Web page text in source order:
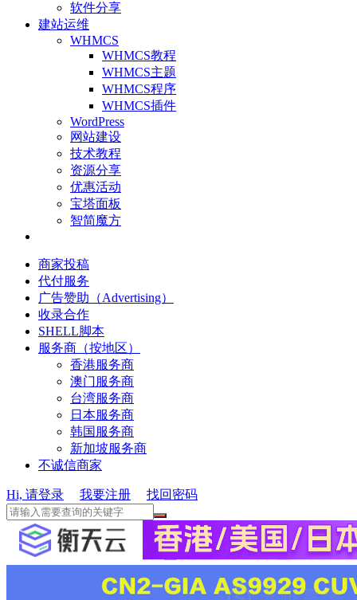
软件分享
建站运维
WHMCS
WHMCS教程
WHMCS主题
WHMCS程序
WHMCS插件
WordPress
网站建设
技术教程
资源分享
优惠活动
宝塔面板
智简魔方
商家投稿
代付服务
广告赞助（Advertising）
收录合作
SHELL脚本
服务商（按地区）
香港服务商
澳门服务商
台湾服务商
日本服务商
韩国服务商
新加坡服务商
不诚信商家
Hi, 请登录 我要注册 找回密码